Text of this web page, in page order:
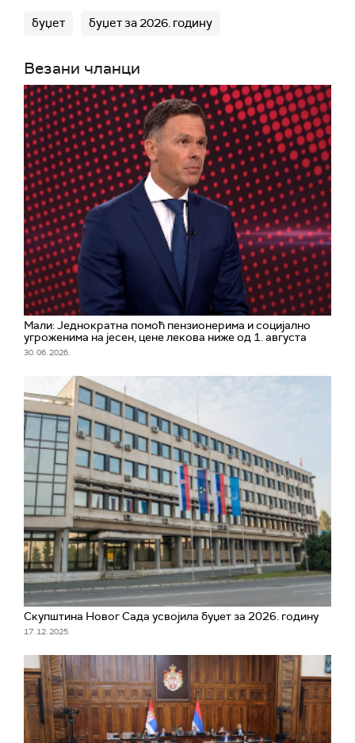
буџет буџет за 2026. годину
Везани чланци
Мали: Једнократна помоћ пензионерима и социјално
угроженима на јесен, цене лекова ниже од 1. августа
30. 06. 2026.
Скупштина Новог Сада усвојила буџет за 2026. годину
17. 12. 2025.